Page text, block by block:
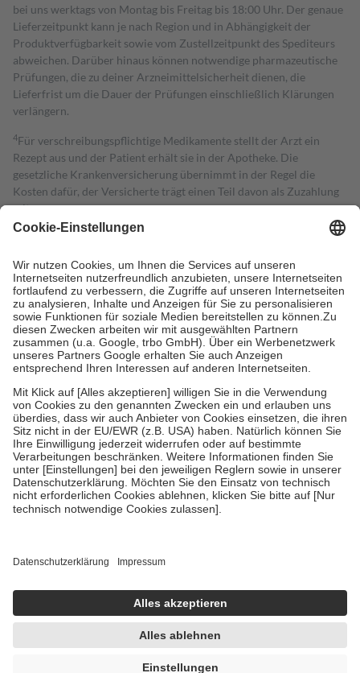
bei uns werktags von Montag bis Freitag bis 18:00 Uhr. Der genaue
Lieferzeitpunkt kann je nach Region und in Abhängigkeit der
Produktverfügbarkeit sowie vom Zustellzeitpunkt des Spediteurs
abweichen. Darüber hinaus können notwendige pharmazeutische
Prüfungen, die zu deiner Arzneimittelsicherheit dienen, die
Lieferfrist um die Dauer der Prüfungen einschließlich Klärungen
verlängern.
4Für verschreibungspflichtige Medikamente stellt der Arzt ein
Rezept aus und der Patient erhält sie in der Apotheke. Die
gesetzliche Krankenversicherung übernimmt in der Regel die
Kosten dafür, der Versicherte trägt einen Teil davon als Zuzahlung
mit.
Grundsätzlich leisten Mitglieder Zuzahlungen in Höhe von zehn
höchstens zehn Euro.
Es sind jedoch nie mehr als die tatsächlichen
Kosten der Leistung zu entrichten.
Diese Regeln gelten grundsätzlich auch für Online-Apotheken.
Bei Heilmitteln und häuslicher Krankenpflege beträgt die
Zuzahlung zehn Prozent der Kosten sowie zehn Euro je
Verordnung.
Um das Engagement der Versicherten für ihre eigene Gesundheit zu
stärken und die besondere Stellung der Familie zu unterstützen,
fallenkeine Zuzahlungenan bei:
• Kindern und Jugendlichen bis zum vollendeten 18. Lebensjahr
mit Ausnahme der Fahrkosten
• Untersuchungen zur Vorsorge und Früherkennung, die von der
GKV getragen werden
• empfohlenen Schutzimpfungen
• Harn- und Blutteststreifen
getroffen, um sicherzustellen, dass es sich um echte Bewertungen
https://help.etrusted.com/hc/de/articles/4419944605341
Einige Bilder und Inhalte wurden unter Zuhilfenahme künstlicher